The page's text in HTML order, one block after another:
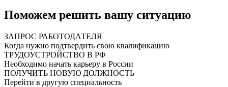
Поможем решить вашу ситуацию
ЗАПРОС РАБОТОДАТЕЛЯ
Когда нужно подтвердить свою квалификацию
ТРУДОУСТРОЙСТВО В РФ
Необходимо начать карьеру в России
ПОЛУЧИТЬ НОВУЮ ДОЛЖНОСТЬ
Перейти в другую специальность